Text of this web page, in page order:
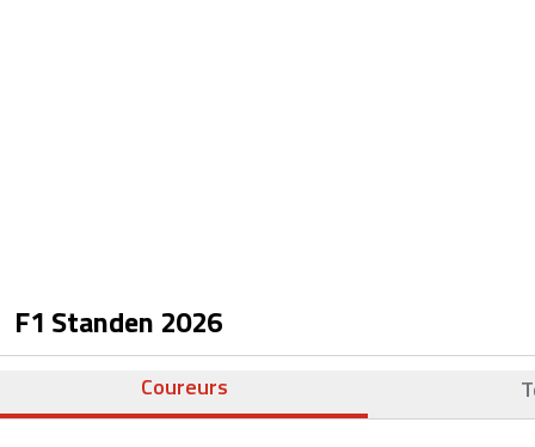
F1 Standen 2026
Coureurs